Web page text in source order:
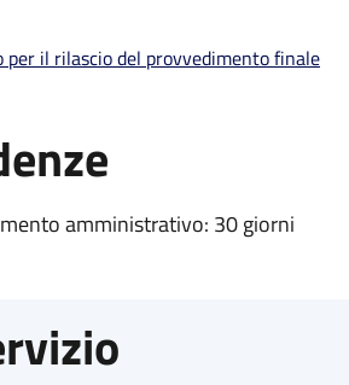
per il rilascio del provvedimento finale
amministrativo: 30 giorni